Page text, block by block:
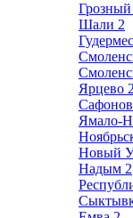
Грозный
Шали 2
Гудермес
Ярцево 2
Ямало-
Новый
Надым 2